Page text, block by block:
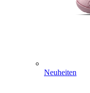
Neuheiten